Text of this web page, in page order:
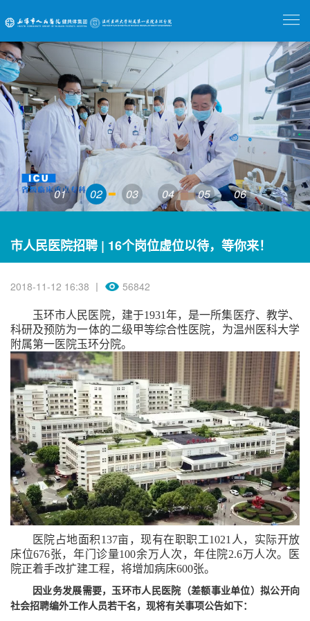
01 02 03 04 05 06
市人民医院招聘 | 16个岗位虚位以待，等你来！
2018-11-12 16:38 丨 56842
玉环市人民医院，建于1931年，是一所集医疗、教学、
科研及预防为一体的二级甲等综合性医院，为温州医科大学
附属第一医院玉环分院。
医院占地面积137亩，现有在职职工1021 人，实际开放
床位676张，年门诊量100余万人次，年住院2.6万人次。医
院正着手改扩建工程，将增加病床600张。
因业务发展需要，玉环市人民医院（差额事业单位）拟公开向
社会招聘编外工作人员若干名，现将有关事项公告如下：